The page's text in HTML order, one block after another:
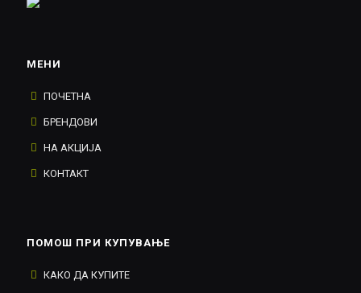
МЕНИ
ПОЧЕТНА
БРЕНДОВИ
НА АКЦИЈА
КОНТАКТ
ПОМОШ ПРИ КУПУВАЊЕ
КАКО ДА КУПИТЕ